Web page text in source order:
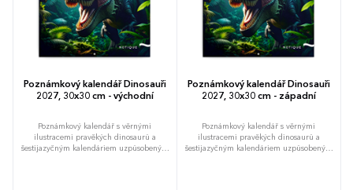
Poznámkový kalendář Dinosauři
2027, 30x30 cm - východní
Poznámkový kalendář s věrnými
ilustracemi pravěkých dinosaurů a
šestijazyčným kalendáriem uzpůsobeným
Poznámkový kalendář Dinosauři
2027, 30x30 cm - západní
Poznámkový kalendář s věrnými
ilustracemi pravěkých dinosaurů a
šestijazyčným kalendáriem uzpůsobeným